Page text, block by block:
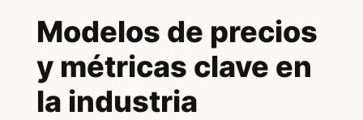
Modelos de precios
y métricas clave en
la industria